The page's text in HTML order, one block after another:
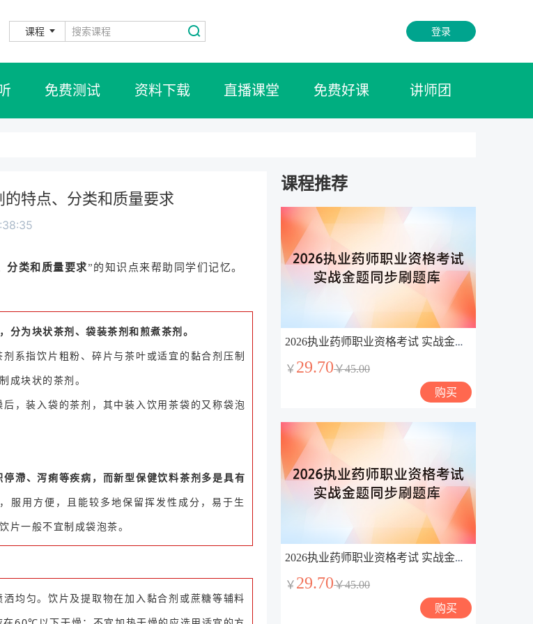
课程 登录
免费测试 资料下载 直播课堂 免费好课 讲师团
特点、分类和质量要求
分类和质量要求”的知识点来帮助同学们记忆。
为块状茶剂、袋装茶剂和煎煮茶剂。
系指饮片粗粉、碎片与茶叶或适宜的黏合剂压制
成块状的茶剂。
，装入袋的茶剂，其中装入饮用茶袋的又称袋泡
滯、泻痢等疾病，而新型保健饮料茶剂多是具有
服用方便，且能较多地保留挥发性成分，易于生
片一般不宜制成袋泡茶。
均匀。饮片及提取物在加入黏合剂或蔗糖等辅料
课程推荐
2026执业药师职业资格考试 实战金题同步刷题库 中药学专业知识（一）
￥ 29.70￥45.00
购买
2026执业药师职业资格考试 实战金题同步刷题库 中药学专业知识（二）
￥ 29.70￥45.00
购买